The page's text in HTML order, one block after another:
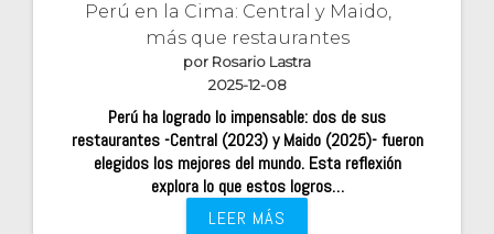
Perú en la Cima: Central y Maido,
más que restaurantes
por Rosario Lastra
2025-12-08
Perú ha logrado lo impensable: dos de sus
restaurantes -Central (2023) y Maido (2025)- fueron
elegidos los mejores del mundo. Esta reflexión
explora lo que estos logros…
LEER MÁS